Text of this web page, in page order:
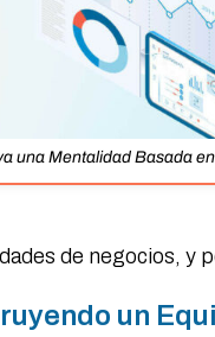
una Mentalidad Basada
de negocios, y
un